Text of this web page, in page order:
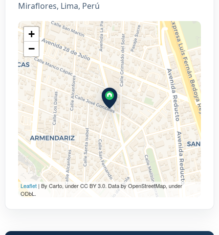
Miraflores, Lima, Perú
+
−
Leaflet | By Carto, under CC BY 3.0. Data by OpenStreetMap, under
ODbL.